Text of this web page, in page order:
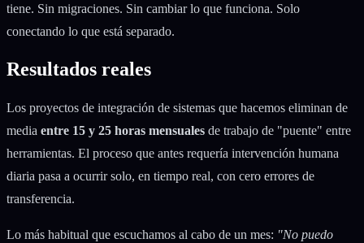
tiene. Sin migraciones. Sin cambiar lo que funciona. Solo
conectando lo que está separado.
Resultados reales
Los proyectos de integración de sistemas que hacemos eliminan de
media entre 15 y 25 horas mensuales de trabajo de "puente" entre
herramientas. El proceso que antes requería intervención humana
diaria pasa a ocurrir solo, en tiempo real, con cero errores de
transferencia.
Lo más habitual que escuchamos al cabo de un mes: "No puedo